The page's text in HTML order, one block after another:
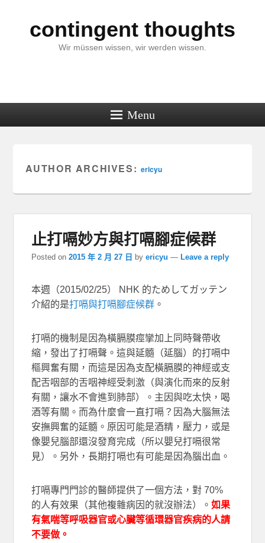
contingent thoughts
Wir müssen wissen, wir werden wissen.
Menu
AUTHOR ARCHIVES: ericyu
止打嗝妙方與打嗝腳症候群
Posted on2015 年 2 月 27 日 byericyu — Leave a reply
本週（2015/02/25） NHK 的ためしてガッテン
介紹的是打嗝與打嗝腳症候群 。
打嗝的機制是因為橫膈膜痙攣加上同時聲帶收
縮，發出了打嗝聲。這與延髓（延腦）的打嗝中
樞興奮有關，而這是因為支配橫膈膜的神經或支
配舌咽部的舌咽神經受刺激（與演化而來的反射
有關，讓水不會進到肺部）。主因與吃太快，喝
酒等有關。而為什麼會一直打嗝？因為大腦無法
安撫興奮的延髓。原因可能是酒精，壓力，或是
像嬰兒腦部還沒發育完成（所以嬰兒打嗝很常
見）。另外，長期打嗝也有可能是因為腦出血。
打嗝專門門診的醫師提供了一個方法，對 70%
的人有效果（其他複雜病因的就沒辦法）。如果
有氣喘等呼吸器官或心臟等循環器官疾病的人請
不要做。